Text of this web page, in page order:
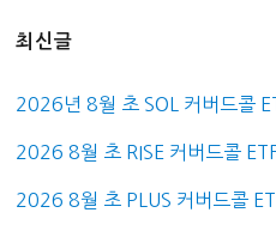
최신글
2026년 8월 초 SOL 커버드콜
2026 8월 초 RISE 커버드콜
2026 8월 초 PLUS 커버드콜